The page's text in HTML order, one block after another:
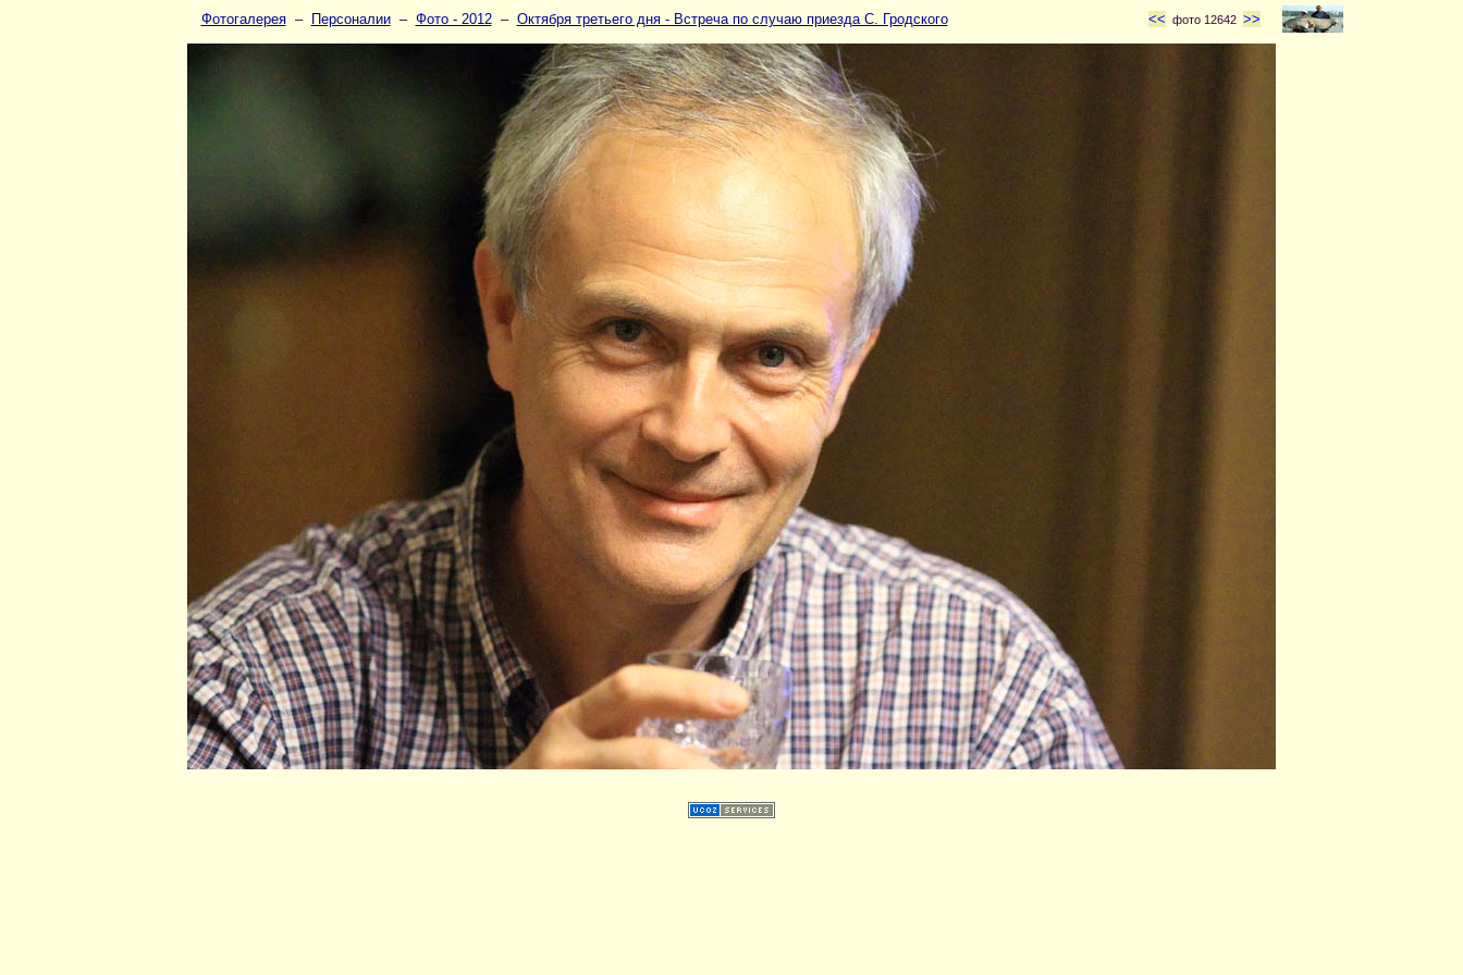
Фотогалерея– Персоналии– Фото - 2012– Октября третьего дня - Встреча по случаю приезда С. Гродского << фото 12642 >>